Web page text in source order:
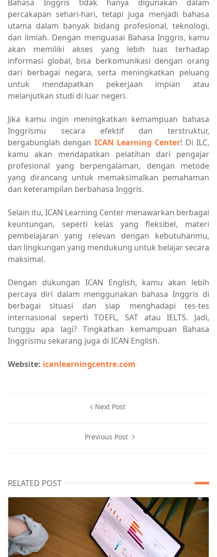
Bahasa Inggris tidak hanya digunakan dalam
percakapan sehari-hari, tetapi juga menjadi bahasa
utama dalam banyak bidang profesional, teknologi,
dan ilmiah. Dengan menguasai Bahasa Inggris, kamu
akan memiliki akses yang lebih luas terhadap
informasi global, bisa berkomunikasi dengan orang
dari berbagai negara, serta meningkatkan peluang
untuk mendapatkan pekerjaan impian atau
melanjutkan studi di luar negeri.
Jika kamu ingin meningkatkan kemampuan bahasa
Inggrismu secara efektif dan terstruktur,
bergabunglah dengan ICAN Learning Center! Di ILC,
kamu akan mendapatkan pelatihan dari pengajar
profesional yang berpengalaman, dengan metode
yang dirancang untuk memaksimalkan pemahaman
dan keterampilan berbahasa Inggris.
Selain itu, ICAN Learning Center menawarkan berbagai
keuntungan, seperti kelas yang fleksibel, materi
pembelajaran yang relevan dengan kebutuhanmu,
dan lingkungan yang mendukung untuk belajar secara
maksimal.
Dengan dukungan ICAN English, kamu akan lebih
percaya diri dalam menggunakan bahasa Inggris di
berbagai situasi dan siap menghadapi tes-tes
internasional seperti TOEFL, SAT atau IELTS. Jadi,
tunggu apa lagi? Tingkatkan kemampuan Bahasa
Inggrismu sekarang juga di ICAN English.
Website: icanlearningcentre.com
Next Post
Previous Post
RELATED POST